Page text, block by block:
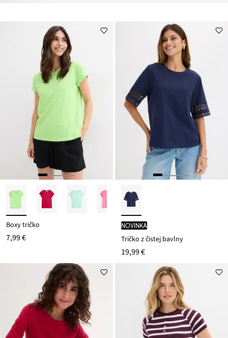
Boxy tričko
7,99 €
novinka
Tričko z čistej bavlny
19,99 €